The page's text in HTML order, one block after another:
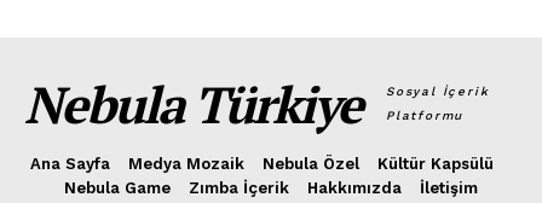
Nebula Türkiye
Sosyal İçerik
Platformu
Ana Sayfa Medya Mozaik Nebula Özel
Kültür Kapsülü
Nebula Game
Zımba İçerik Hakkımızda İletişim